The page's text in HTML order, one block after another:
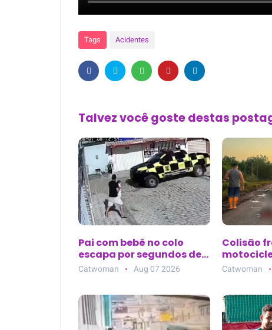
Tags Acidentes
Talvez você goste destas
Pai com bebê no colo
escapa por segundos de
viatura desgovernada
durante perseguição em
Catwoman Aug 07 2026
Colisão
quatro
Catwoman